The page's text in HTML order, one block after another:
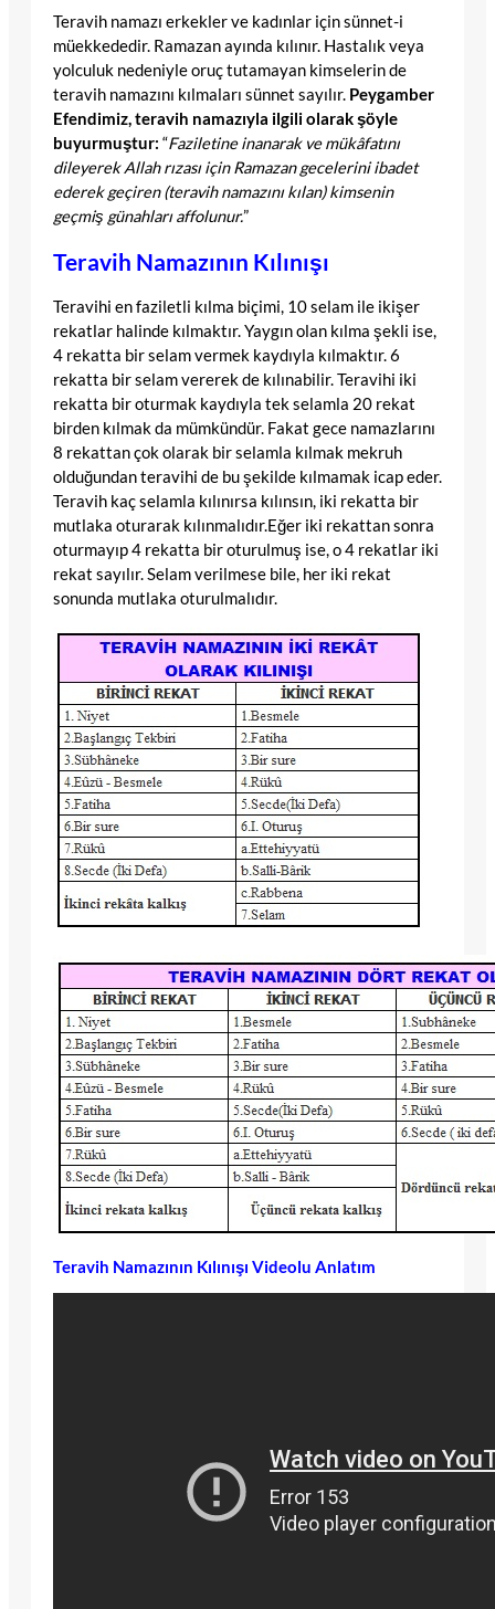
Teravih namazı erkekler ve kadınlar için sünnet-i
müekkededir. Ramazan ayında kılınır. Hastalık veya
yolculuk nedeniyle oruç tutamayan kimselerin de
teravih namazını kılmaları sünnet sayılır. Peygamber
Efendimiz, teravih namazıyla ilgili olarak şöyle
buyurmuştur: “Faziletine inanarak ve mükâfatını
dileyerek Allah rızası için Ramazan gecelerini ibadet
ederek geçiren (teravih namazını kılan) kimsenin
geçmiş günahları affolunur.”
Teravih Namazının Kılınışı
Teravihi en faziletli kılma biçimi, 10 selam ile ikişer
rekatlar halinde kılmaktır. Yaygın olan kılma şekli ise,
4 rekatta bir selam vermek kaydıyla kılmaktır. 6
rekatta bir selam vererek de kılınabilir. Teravihi iki
rekatta bir oturmak kaydıyla tek selamla 20 rekat
birden kılmak da mümkündür. Fakat gece namazlarını
8 rekattan çok olarak bir selamla kılmak mekruh
olduğundan teravihi de bu şekilde kılmamak icap eder.
Teravih kaç selamla kılınırsa kılınsın, iki rekatta bir
mutlaka oturarak kılınmalıdır.Eğer iki rekattan sonra
oturmayıp 4 rekatta bir oturulmuş ise, o 4 rekatlar iki
rekat sayılır. Selam verilmese bile, her iki rekat
sonunda mutlaka oturulmalıdır.
Teravih Namazının Kılınışı Videolu Anlatım